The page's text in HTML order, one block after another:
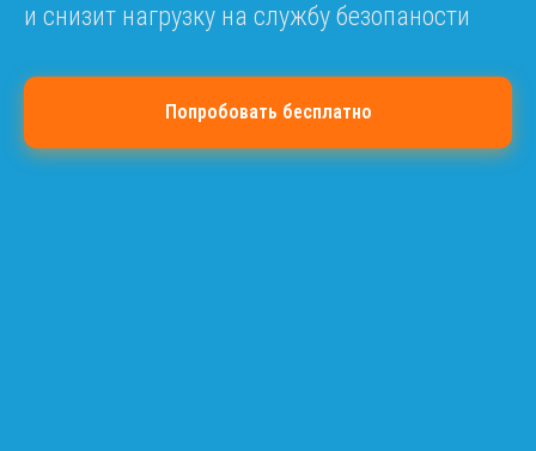
и снизит нагрузку на службу безопаности
Попробовать бесплатно